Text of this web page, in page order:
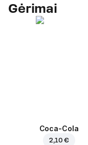
Gėrimai
Coca-Cola
2,10 €